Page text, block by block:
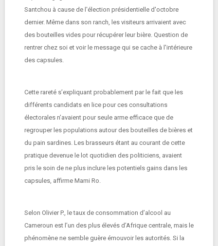
Santchou à cause de l'élection présidentielle d'octobre
dernier. Même dans son ranch, les visiteurs arrivaient avec
des bouteilles vides pour récupérer leur bière. Question de
rentrer chez soi et voir le message qui se cache à l'intérieure
des capsules.
Cette rareté s’expliquant probablement par le fait que les
différents candidats en lice pour ces consultations
électorales n’avaient pour seule arme efficace que de
regrouper les populations autour des bouteilles de bières et
du pain sardines. Les brasseurs étant au courant de cette
pratique devenue le lot quotidien des politiciens, avaient
pris le soin de ne plus inclure les potentiels gains dans les
capsules, affirme Mami Ro.
Selon Olivier P., le taux de consommation d’alcool au
Cameroun est l’un des plus élevés d’Afrique centrale, mais le
phénomène ne semble guère émouvoir les autorités. Si la